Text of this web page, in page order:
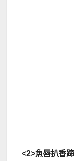
<2>魚唇扒香蹄